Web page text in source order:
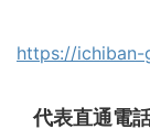
https://
代表直通電